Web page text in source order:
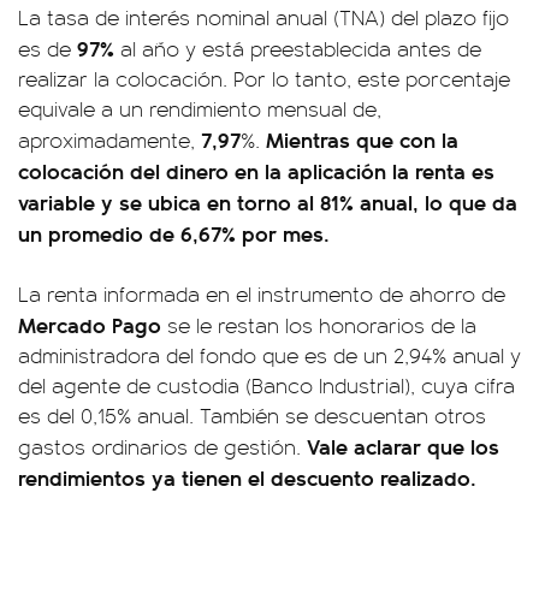
La tasa de interés nominal anual (TNA) del plazo fijo
es de 97% al año y está preestablecida antes de
realizar la colocación. Por lo tanto, este porcentaje
equivale a un rendimiento mensual de,
aproximadamente, 7,97%. Mientras que con la
colocación del dinero en la aplicación la renta es
variable y se ubica en torno al 81% anual, lo que da
un promedio de 6,67% por mes.
La renta informada en el instrumento de ahorro de
Mercado Pago se le restan los honorarios de la
administradora del fondo que es de un 2,94% anual y
del agente de custodia (Banco Industrial), cuya cifra
es del 0,15% anual. También se descuentan otros
gastos ordinarios de gestión. Vale aclarar que los
rendimientos ya tienen el descuento realizado.